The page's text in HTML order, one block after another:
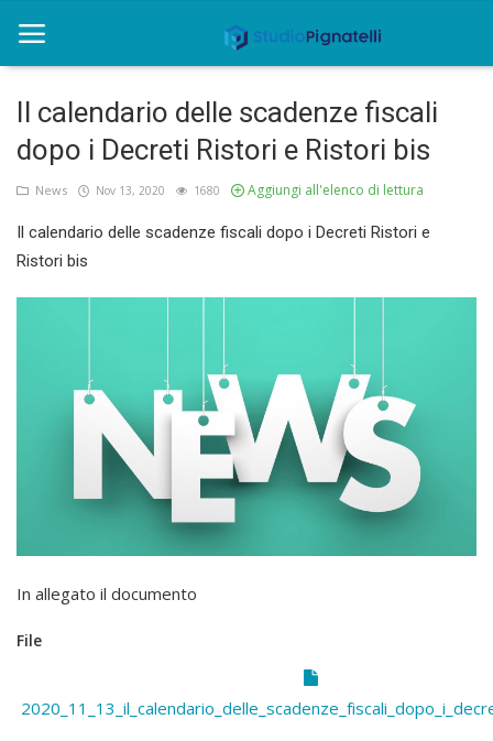
Home
Chi siamo
Rent
Il calendario delle scadenze fiscali
dopo i Decreti Ristori e Ristori bis
News Nov 13, 2020 1680 Aggiungi all'elenco di lettura
Il calendario delle scadenze fiscali dopo i Decreti Ristori e
Ristori bis
In allegato il documento
File